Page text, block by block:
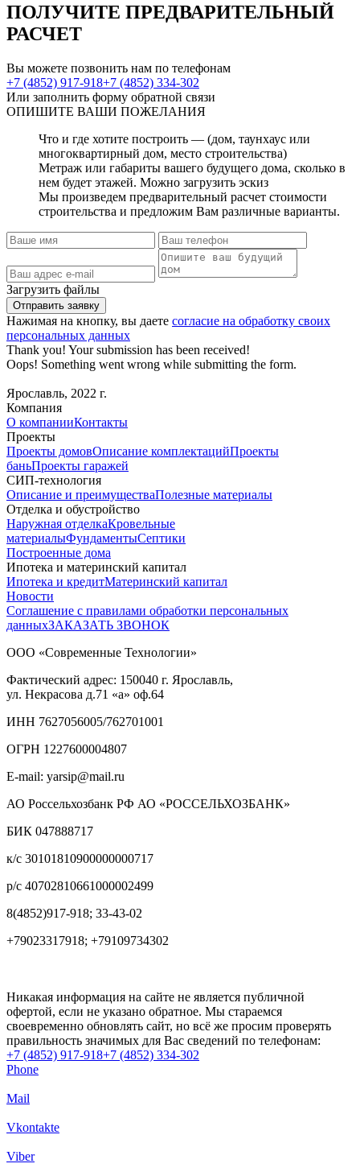
ПОЛУЧИТЕ ПРЕДВАРИТЕЛЬНЫЙ
РАСЧЕТ
Вы можете позвонить нам по телефонам
+7 (4852) 917-918+7 (4852) 334-302
Или заполнить форму обратной связи
ОПИШИТЕ ВАШИ ПОЖЕЛАНИЯ
Что и где хотите построить — (дом, таунхаус или
многоквартирный дом, место строительства)
Метраж или габариты вашего будущего дома, сколько в
нем будет этажей. Можно загрузить эскиз
Мы произведем предварительный расчет стоимости
строительства и предложим Вам различные варианты.
Загрузить файлы
Нажимая на кнопку, вы даете согласие на обработку своих
персональных данных
Thank you! Your submission has been received!
Oops! Something went wrong while submitting the form.
Ярославль, 2022 г.
Компания
О компанииКонтакты
Проекты
Проекты домовОписание комплектацийПроекты
баньПроекты гаражей
СИП-технология
Описание и преимуществаПолезные материалы
Отделка и обустройство
Наружная отделкаКровельные
материалыФундаментыСептики
Построенные дома
Ипотека и материнский капитал
Ипотека и кредитМатеринский капитал
Новости
Соглашение с правилами обработки персональных
данныхЗАКАЗАТЬ ЗВОНОК
ООО «Современные Технологии»
Фактический адрес: 150040 г. Ярославль,
ул. Некрасова д.71 «а» оф.64
ИНН 7627056005/762701001
ОГРН 1227600004807
E-mail: yarsip@mail.ru
АО Россельхозбанк РФ АО «РОССЕЛЬХОЗБАНК»
БИК 047888717
к/с 30101810900000000717
р/с 40702810661000002499
8(4852)917-918; 33-43-02
+79023317918; +79109734302
Никакая информация на сайте не является публичной
офертой, если не указано обратное. Мы стараемся
своевременно обновлять сайт, но всё же просим проверять
правильность значимых для Вас сведений по телефонам:
+7 (4852) 917-918+7 (4852) 334-302
Phone
Mail
Vkontakte
Viber